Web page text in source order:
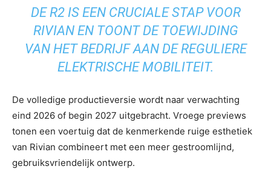
DE R2 IS EEN CRUCIALE STAP VOOR
RIVIAN EN TOONT DE TOEWIJDING
VAN HET BEDRIJF AAN DE REGULIERE
ELEKTRISCHE MOBILITEIT.
De volledige productieversie wordt naar verwachting
eind 2026 of begin 2027 uitgebracht. Vroege previews
tonen een voertuig dat de kenmerkende ruige esthetiek
van Rivian combineert met een meer gestroomlijnd,
gebruiksvriendelijk ontwerp.